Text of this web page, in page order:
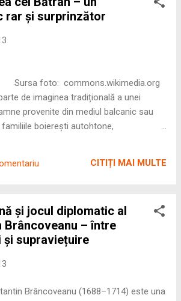
domnească fermă, o boierime
și un aparat militar modernizat,
puterii domnești –
autoritatea și pentru a elimina orice
rar și surprinzător
foto: commons.wikimedia.org
de imaginea tradițională a unei
provenite din mediul balcanic sau
familiile boierești autohtone,
în comitatul Zala, pe malurile lacului
luni după moartea lui Mircea, un
emis de fiul său, Mihail I,
sosirea mamei sale „de la
pentru un document oficial,
două lucruri: • Doamna se afla
CITIȚI MAI MULTE
și jocul diplomatic al
Brâncoveanu – între
și supraviețuire
Brâncoveanu (1688–1714) este una